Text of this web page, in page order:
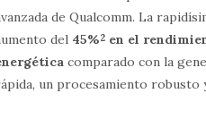
de Qualcomm. La
del 45%2 en el
comparado con la
un procesamiento robusto